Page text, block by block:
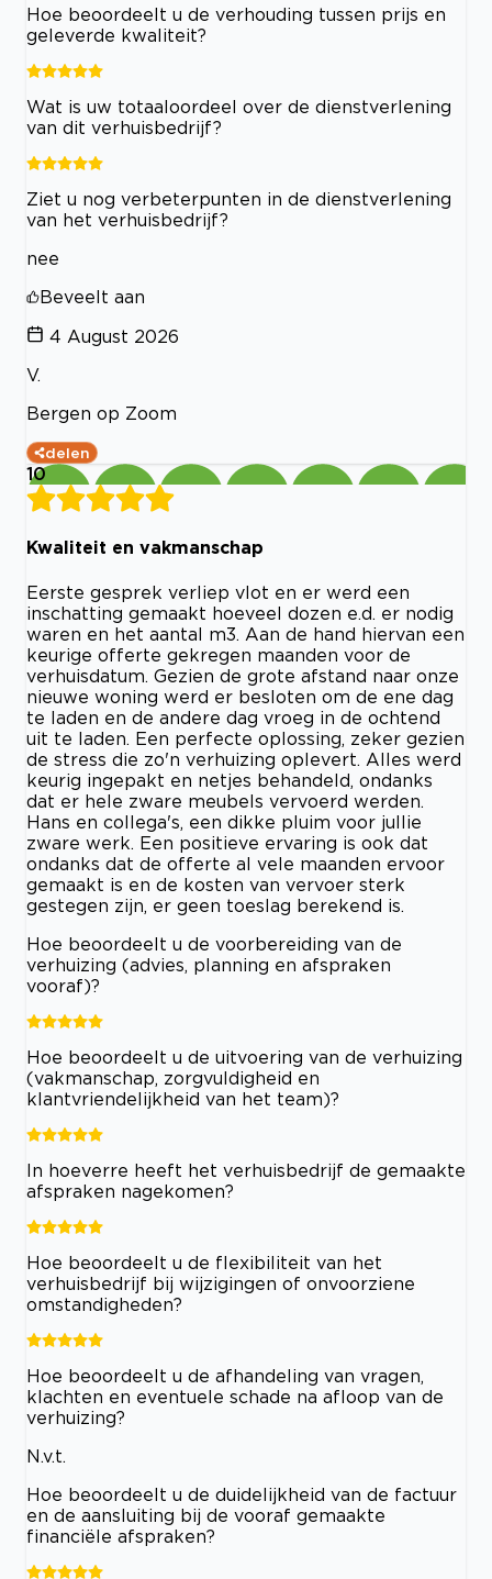
Hoe beoordeelt u de verhouding tussen prijs en
geleverde kwaliteit?
Wat is uw totaaloordeel over de dienstverlening
van dit verhuisbedrijf?
Ziet u nog verbeterpunten in de dienstverlening
van het verhuisbedrijf?
nee
Beveelt aan
4 August 2026
V.
Bergen op Zoom
delen
10
Kwaliteit en vakmanschap
Eerste gesprek verliep vlot en er werd een
inschatting gemaakt hoeveel dozen e.d. er nodig
waren en het aantal m3. Aan de hand hiervan een
keurige offerte gekregen maanden voor de
verhuisdatum. Gezien de grote afstand naar onze
nieuwe woning werd er besloten om de ene dag
te laden en de andere dag vroeg in de ochtend
uit te laden. Een perfecte oplossing, zeker gezien
de stress die zo'n verhuizing oplevert. Alles werd
keurig ingepakt en netjes behandeld, ondanks
dat er hele zware meubels vervoerd werden.
Hans en collega's, een dikke pluim voor jullie
zware werk. Een positieve ervaring is ook dat
ondanks dat de offerte al vele maanden ervoor
gemaakt is en de kosten van vervoer sterk
gestegen zijn, er geen toeslag berekend is.
Hoe beoordeelt u de voorbereiding van de
verhuizing (advies, planning en afspraken
vooraf)?
Hoe beoordeelt u de uitvoering van de verhuizing
(vakmanschap, zorgvuldigheid en
klantvriendelijkheid van het team)?
In hoeverre heeft het verhuisbedrijf de gemaakte
afspraken nagekomen?
Hoe beoordeelt u de flexibiliteit van het
verhuisbedrijf bij wijzigingen of onvoorziene
omstandigheden?
Hoe beoordeelt u de afhandeling van vragen,
klachten en eventuele schade na afloop van de
verhuizing?
N.v.t.
Hoe beoordeelt u de duidelijkheid van de factuur
en de aansluiting bij de vooraf gemaakte
financiële afspraken?